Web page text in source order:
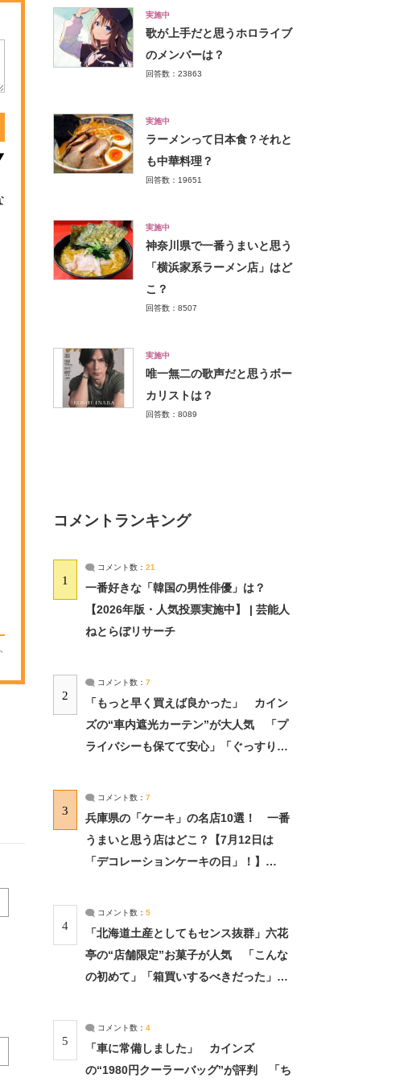
実施中
歌が上手だと思うホロライブ
のメンバーは？
回答数：23863
実施中
ラーメンって日本食？それと
も中華料理？
回答数：19651
実施中
神奈川県で一番うまいと思う
「横浜家系ラーメン店」はど
こ？
回答数：8507
実施中
唯一無二の歌声だと思うボー
カリストは？
回答数：8089
コメントランキング
1
コメント数： 21
一番好きな「韓国の男性俳優」は？
【2026年版・人気投票実施中】 | 芸能人
ねとらぼリサーチ
2
コメント数： 7
「もっと早く買えば良かった」 カイン
ズの“車内遮光カーテン”が大人気 「プ
ライバシーも保てて安心」「ぐっすり眠
3
コメント数： 7
兵庫県の「ケーキ」の名店10選！ 一番
うまいと思う店はどこ？【7月12日は
「デコレーションケーキの日」！】
4
コメント数： 5
「北海道土産としてもセンス抜群」六花
亭の“店舗限定”お菓子が人気 「こんな
の初めて」「箱買いするべきだった」
5
コメント数： 4
「車に常備しました」 カインズ
の“1980円クーラーバッグ”が評判 「ち